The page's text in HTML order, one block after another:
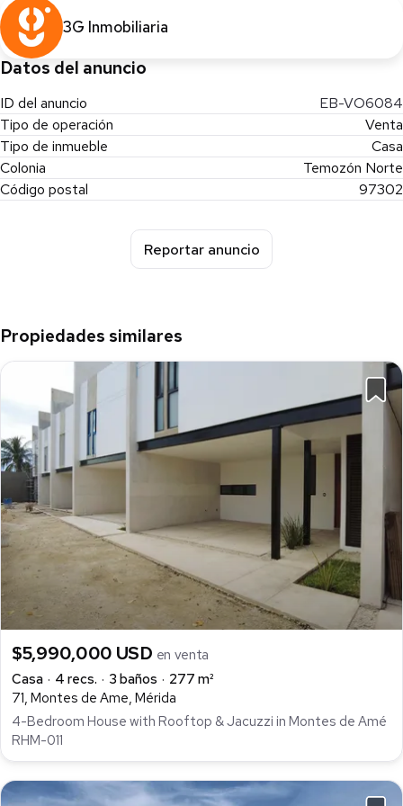
La propiedad se divide en 3 predios.
Predio 1:
- No tiene construcción
- Precio $5,500 por m2
- $27,780,500
Predio 2 y 3:
- Tiene la construcción de la casa
- Precio $7,000 por m2
3G Inmobiliaria
Datos del anuncio
ID del anuncio
EB-VO6084
Tipo de operación
Venta
Tipo de inmueble
Casa
Colonia
Temozón Norte
Código postal
97302
Reportar anuncio
Propiedades similares
$5,990,000 USD en venta
Casa
4 recs. 3 baños
277 m²
71, Montes de Ame, Mérida
4-Bedroom House with Rooftop & Jacuzzi in Montes de Amé
RHM-011